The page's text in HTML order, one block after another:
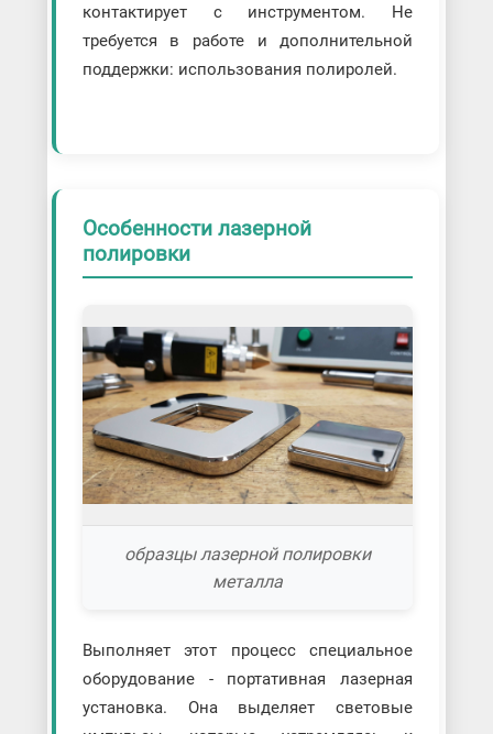
контактирует с инструментом. Не
требуется в работе и дополнительной
поддержки: использования полиролей.
Особенности лазерной
полировки
образцы лазерной полировки
металла
Выполняет этот процесс специальное
оборудование - портативная лазерная
установка. Она выделяет световые